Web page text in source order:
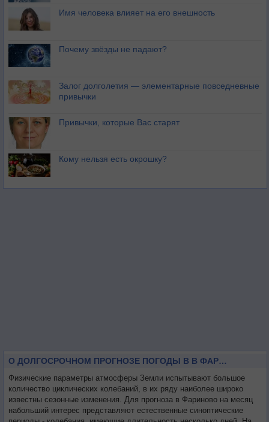
Имя человека влияет на его внешность
Почему звёзды не падают?
Залог долголетия — элементарные повседневные
привычки
Привычки, которые Вас старят
Кому нельзя есть окрошку?
О ДОЛГОСРОЧНОМ ПРОГНОЗЕ ПОГОДЫ В В ФАРИНОВО НА МЕСЯЦ
Физические параметры атмосферы Земли испытывают большое
количество циклических колебаний, в их ряду наиболее широко
известны сезонные изменения. Для прогноза в Фариново на месяц
набольший интерес представляют естественные синоптические